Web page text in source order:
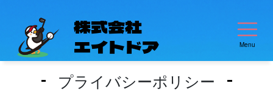
株式会社
エイトドア
Menu
プライバシーポリシー